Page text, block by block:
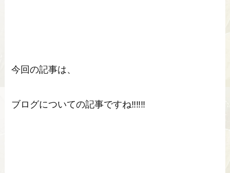
今回の記事は、
ブログについての記事ですね‼‼‼